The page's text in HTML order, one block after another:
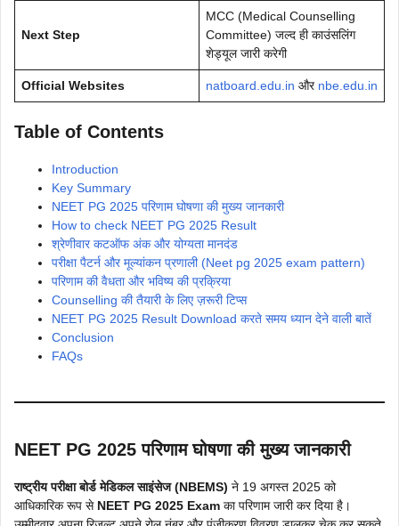
Next Step
MCC (Medical Counselling
Committee) जल्द ही काउंसलिंग
शेड्यूल जारी करेगी
Official Websites natboard.edu.in और nbe.edu.in
Table of Contents
Introduction
Key Summary
NEET PG 2025 परिणाम घोषणा की मुख्य जानकारी
How to check NEET PG 2025 Result
श्रेणीवार कटऑफ अंक और योग्यता मानदंड
परीक्षा पैटर्न और मूल्यांकन प्रणाली (Neet pg 2025 exam pattern)
परिणाम की वैधता और भविष्य की प्रक्रिया
Counselling की तैयारी के लिए ज़रूरी टिप्स
NEET PG 2025 Result Download करते समय ध्यान देने वाली बातें
Conclusion
FAQs
NEET PG 2025 परिणाम घोषणा की मुख्य जानकारी
राष्ट्रीय परीक्षा बोर्ड मेडिकल साइंसेज (NBEMS) ने 19 अगस्त 2025 को
आधिकारिक रूप से NEET PG 2025 Exam का परिणाम जारी कर दिया है।